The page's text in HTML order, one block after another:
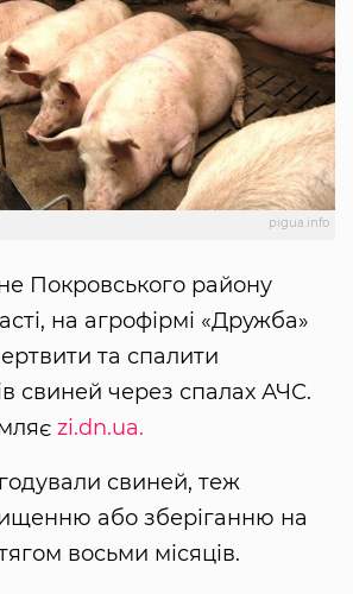
pigua.info
Покровського району
на агрофірмі «Дружба»
та спалити
свиней через спалах АЧС.
zi.dn.ua.
свиней, теж
або зберіганню на
восьми місяців.